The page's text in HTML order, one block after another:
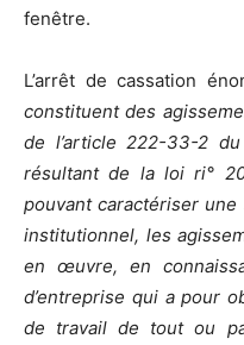
fenêtre.
L’arrêt de cassation
constituent des
de l’article 222-33-2
résultant de la loi ri°
pouvant caractériser
institutionnel, les
en œuvre, en
d’entreprise qui a pour
de travail de tout ou